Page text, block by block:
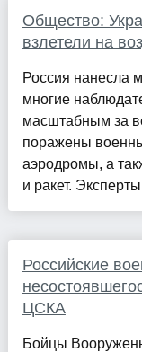
Общество:
взлетели на
Россия нанесла
многие
масштабным за
поражены
аэродромы, а
и ракет.
Российские
ЦСКА
Бойцы